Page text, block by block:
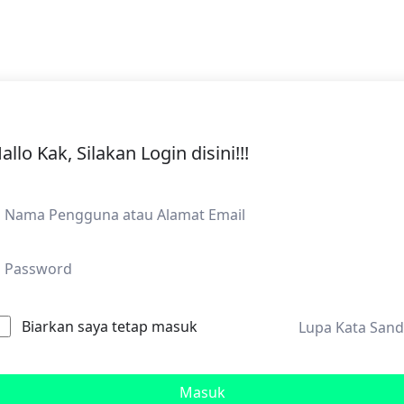
Kak, Silakan Login disini!!!
Biarkan saya tetap masuk Lupa Kata
Masuk